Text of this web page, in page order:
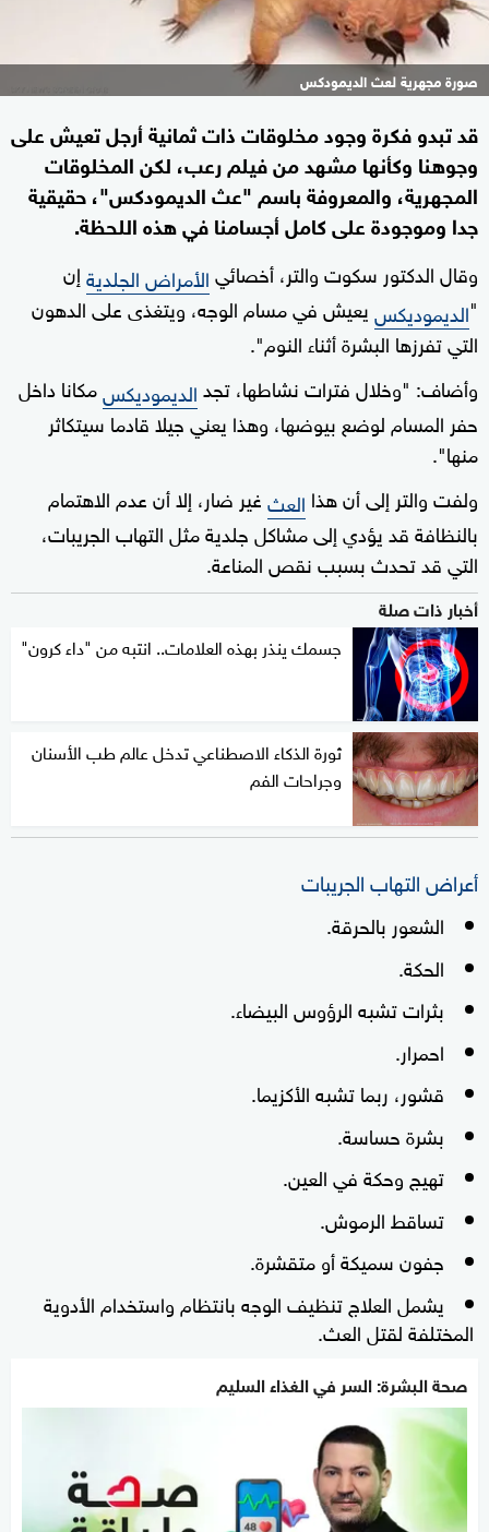
صورة مجهرية لعث الديمودكس
قد تبدو فكرة وجود مخلوقات ذات ثمانية أرجل تعيش على
وجوهنا وكأنها مشهد من فيلم رعب، لكن المخلوقات
المجهرية، والمعروفة باسم "عث الديمودكس"، حقيقية
جدا وموجودة على كامل أجسامنا في هذه اللحظة.
وقال الدكتور سكوت والتر، أخصائيالأمراض الجلديةإن
"الديموديكسيعيش في مسام الوجه، ويتغذى على الدهون
التي تفرزها البشرة أثناء النوم".
وأضاف: "وخلال فترات نشاطها، تجدالديموديكسمكانا داخل
حفر المسام لوضع بيوضها، وهذا يعني جيلا قادما سيتكاثر
منها".
ولفت والتر إلى أن هذا العثغير ضار، إلا أن عدم الاهتمام
بالنظافة قد يؤدي إلى مشاكل جلدية مثل التهاب الجريبات،
التي قد تحدث بسبب نقص المناعة.
أخبار ذات صلة
جسمك ينذر بهذه العلامات.. انتبه من "داء كرون"
ثورة الذكاء الاصطناعي تدخل عالم طب الأسنان
وجراحات الفم
أعراض التهاب الجريبات
الشعور بالحرقة.
الحكة.
بثرات تشبه الرؤوس البيضاء.
احمرار.
قشور، ربما تشبه الأكزيما.
بشرة حساسة.
تهيج وحكة في العين.
تساقط الرموش.
جفون سميكة أو متقشرة.
يشمل العلاج تنظيف الوجه بانتظام واستخدام الأدوية
المختلفة لقتل العث.
صحة البشرة: السر في الغذاء السليم